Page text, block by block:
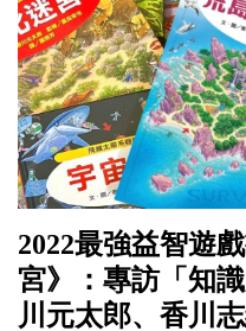
2022最強益智遊
宮》：專訪「知
川元太郎、香川